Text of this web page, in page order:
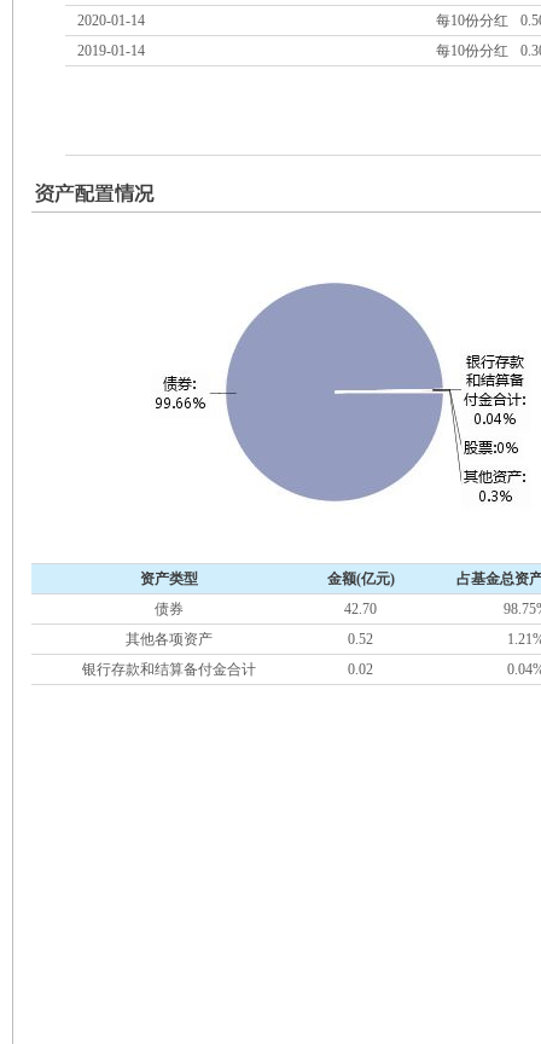
2020-01-14 每10份分红
2019-01-14
每10份分红
资产类型 金额(亿元)
占基金总资
债券
42.70
其他各项资产
0.52
银行存款和结算备付金合计
0.02